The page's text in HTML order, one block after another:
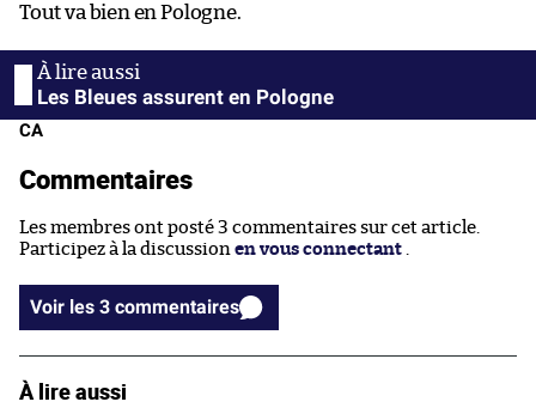
Tout va bien en Pologne.
Les Bleues assurent en Pologne
CA
Commentaires
Les membres ont posté 3 commentaires sur cet article.
Participez à la discussion en vous connectant
Voir les 3 commentaires
À lire aussi